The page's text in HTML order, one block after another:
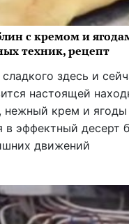
с кремом и
техник, рецепт
здесь и
настоящей
нежный крем и ягоды
в эффектный десерт
движений